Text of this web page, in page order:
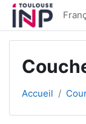
Passer au contenu
Accueil